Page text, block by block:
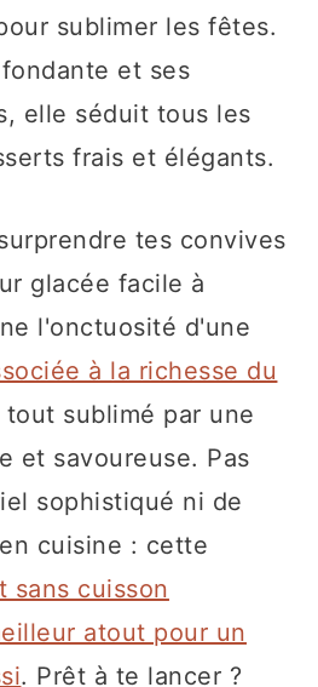
sublimer les fêtes.
et ses
elle séduit tous les
frais et élégants.
tes convives
glacée facile à
l'onctuosité d'une
à la richesse du
sublimé par une
et savoureuse. Pas
sophistiqué ni de
cuisine : cette
sans cuisson
atout pour un
. Prêt à te lancer ?